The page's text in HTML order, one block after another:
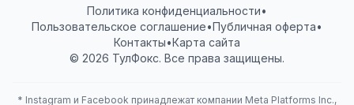
Политика конфиденциальности•
Пользовательское соглашение•Публичная оферта•
Контакты•Карта сайта
© 2026 ТулФокс. Все права защищены.
* Instagram и Facebook принадлежат компании Meta Platforms Inc.,